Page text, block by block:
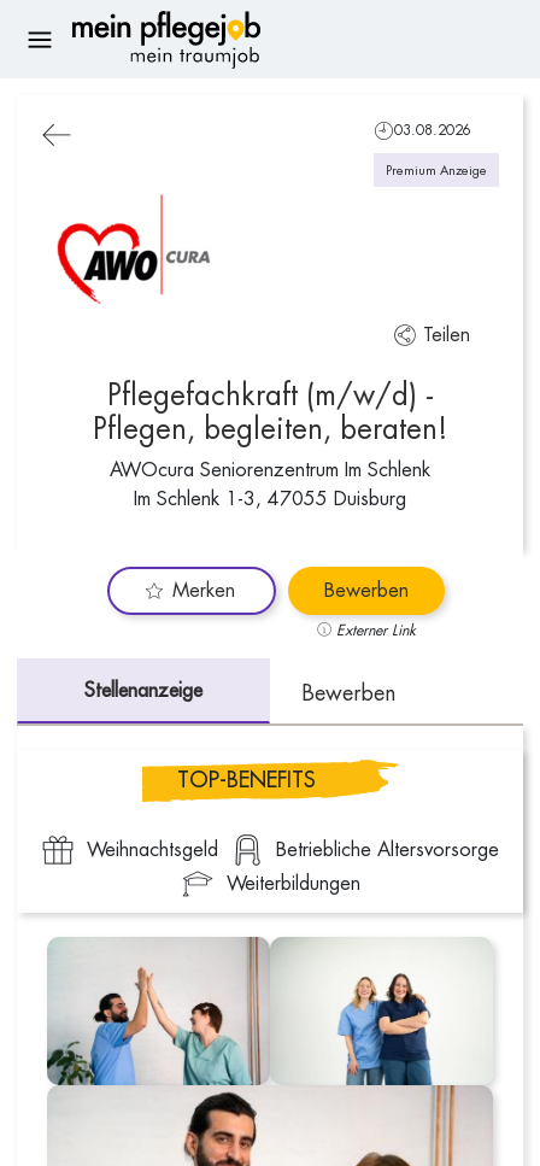
Pflegefachkraft (m/w/d) -
Pflegen, begleiten, beraten!
AWOcura Seniorenzentrum Im Schlenk
Im Schlenk 1-3, 47055 Duisburg
03.08.2026
Premium Anzeige
Teilen
Merken Bewerben
Externer Link
Stellenanzeige Bewerben
TOP-BENEFITS
Weihnachtsgeld
Betriebliche Altersvorsorge
Weiterbildungen